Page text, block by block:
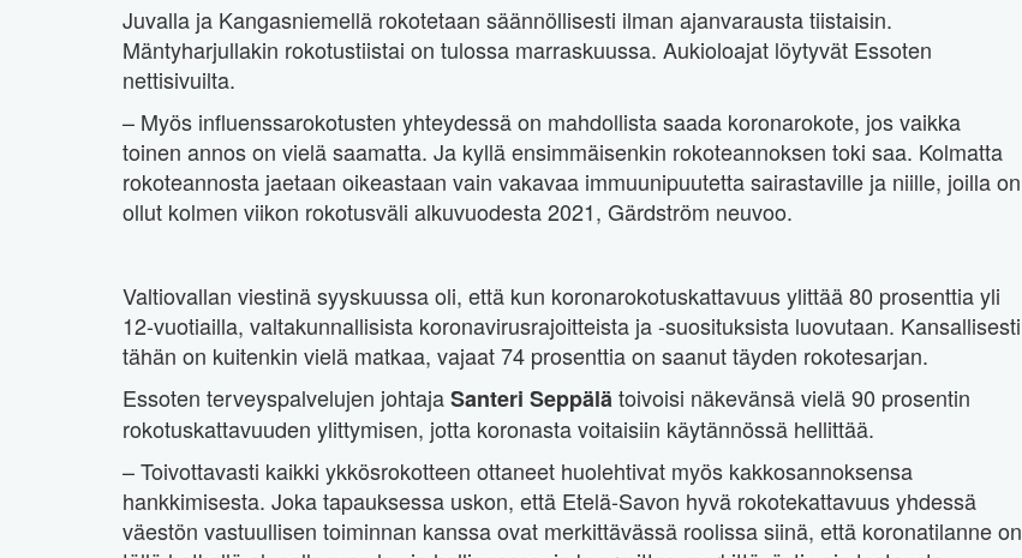
Juvalla ja Kangasniemellä rokotetaan säännöllisesti ilman ajanvarausta tiistaisin.
Mäntyharjullakin rokotustiistai on tulossa marraskuussa. Aukioloajat löytyvät Essoten
nettisivuilta.
– Myös influenssarokotusten yhteydessä on mahdollista saada koronarokote, jos vaikka
toinen annos on vielä saamatta. Ja kyllä ensimmäisenkin rokoteannoksen toki saa. Kolmatta
rokoteannosta jaetaan oikeastaan vain vakavaa immuunipuutetta sairastaville ja niille, joilla on
ollut kolmen viikon rokotusväli alkuvuodesta 2021, Gärdström neuvoo.
Valtiovallan viestinä syyskuussa oli, että kun koronarokotuskattavuus ylittää 80 prosenttia yli
12-vuotiailla, valtakunnallisista koronavirusrajoitteista ja -suosituksista luovutaan. Kansallisesti
tähän on kuitenkin vielä matkaa, vajaat 74 prosenttia on saanut täyden rokotesarjan.
Essoten terveyspalvelujen johtajaSanteri Seppälätoivoisi näkevänsä vielä 90 prosentin
rokotuskattavuuden ylittymisen, jotta koronasta voitaisiin käytännössä hellittää.
– Toivottavasti kaikki ykkösrokotteen ottaneet huolehtivat myös kakkosannoksensa
hankkimisesta. Joka tapauksessa uskon, että Etelä-Savon hyvä rokotekattavuus yhdessä
väestön vastuullisen toiminnan kanssa ovat merkittävässä roolissa siinä, että koronatilanne on